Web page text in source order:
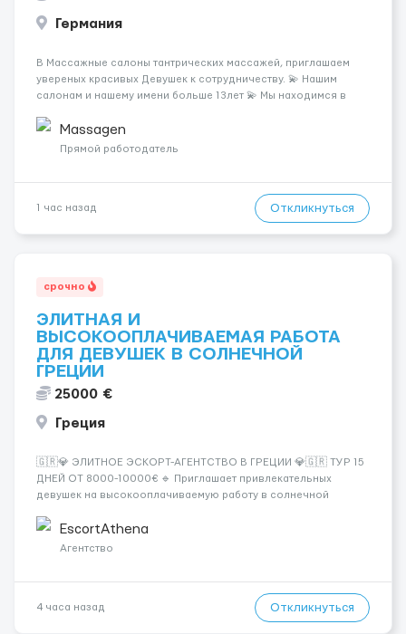
Германия
В Массажные салоны тантрических массажей, приглашаем
увереных красивых Девушек к сотрудничеству. 💫 Нашим
салонам и нашему имени больше 13лет 💫 Мы находимся в
заработная плата 💚Мы гарантируем Наличие работы. Поток 💝
incall / Out...
Massagen
Прямой работодатель
1 час назад Откликнуться
срочно
ЭЛИТНАЯ И
ВЫСОКООПЛАЧИВАЕМАЯ РАБОТА
ДЛЯ ДЕВУШЕК В СОЛНЕЧНОЙ
ГРЕЦИИ
25000 €
Греция
🇬🇷💎 ЭЛИТНОЕ ЭСКОРТ-АГЕНТСТВО В ГРЕЦИИ 💎🇬🇷 ТУР 15
ДНЕЙ ОТ 8000-10000€ 🔹 Приглашает привлекательных
девушек на высокооплачиваемую работу в солнечной
хорошие деньги 💶 — это предложение для тебя! 🔹
Требования: ✔️ Возраст от ...
EscortAthena
Агентство
4 часа назад Откликнуться